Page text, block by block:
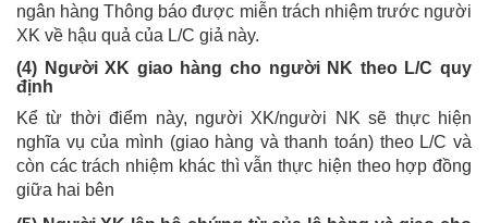
ngân hàng Thông báo được miễn trách nhiệm trước người
XK về hậu quả của L/C giả này.
(4) Người XK giao hàng cho người NK theo L/C quy
định
Kể từ thời điểm này, người XK/người NK sẽ thực hiện
nghĩa vụ của mình (giao hàng và thanh toán) theo L/C và
còn các trách nhiệm khác thì vẫn thực hiện theo hợp đồng
giữa hai bên